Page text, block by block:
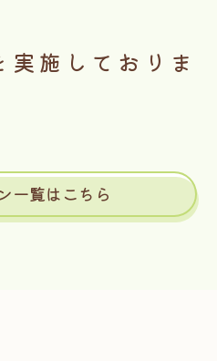
実施しておりま
一覧はこちら